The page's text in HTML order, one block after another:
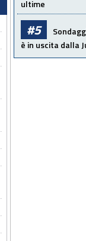
ultime
#5
è in uscita dalla